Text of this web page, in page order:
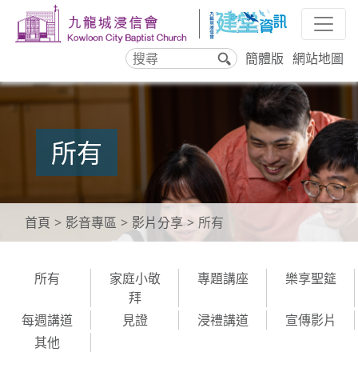
搜
尋
簡體版 網站地圖
所有
首頁 影音專區 影片分享 所有
所有
家庭小敬
拜
專題講座 樂享聖筵
每週講道 見證 浸禮講道
宣傳影片
其他